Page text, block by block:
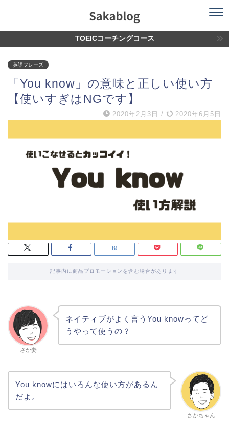
TOEICコーチングコース
英語フレーズ
「You know」の意味と正しい使い方
【使いすぎはNGです】
2020年2月3日 / 2020年6月5日
記事内に商品プロモーションを含む場合があります
さか妻
ネイティブがよく言うYou knowってど
うやって使うの？
さかちゃん
You knowにはいろんな使い方があるん
だよ。